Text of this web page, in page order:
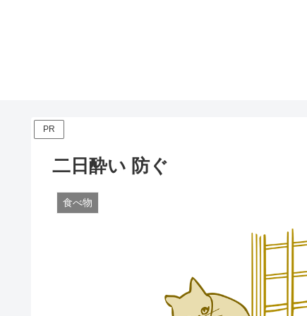
PR
二日酔い 防ぐ
食べ物